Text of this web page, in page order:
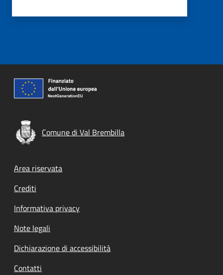
Comune di Val Brembilla
Footer menu
Area riservata
Crediti
Informativa privacy
Note legali
Dichiarazione di accessibilità
Contatti